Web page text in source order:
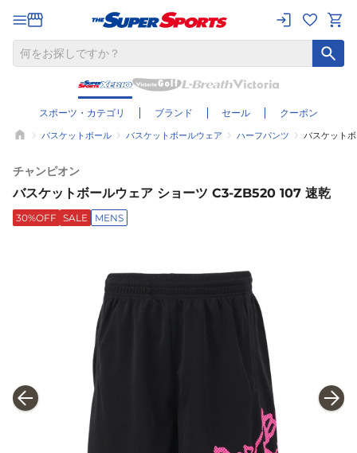
スポーツ・カテゴリ ブランド セール クーポン
バスケットボール バスケットボールウェア ハーフパンツ バスケット
チャンピオン
バスケットボールウェア ショーツ C3-ZB520 107 速乾
30%OFF SALE MENS